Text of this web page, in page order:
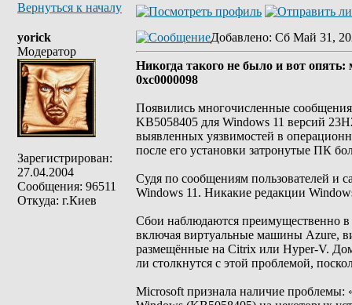
Вернуться к началу
yorick
Модератор
Зарегистрирован:
27.04.2004
Сообщения: 96511
Откуда: г.Киев
Добавлено: Сб Май 31,
Никогда такого не было и вот
0xc0000098
Появились многочисленные сообщения
KB5058405 для Windows 11 версий
выявленных уязвимостей в
после его установки затронутые ПК
Судя по сообщениям пользователей и
Windows 11. Никакие редакции
Сбои наблюдаются преимущественно в
включая виртуальные машины Azure,
размещённые на Citrix или Hyper-V.
ли столкнутся с этой проблемой,
Microsoft признала наличие проблемы: